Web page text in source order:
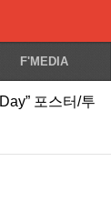
F'MEDIA
포스터/투